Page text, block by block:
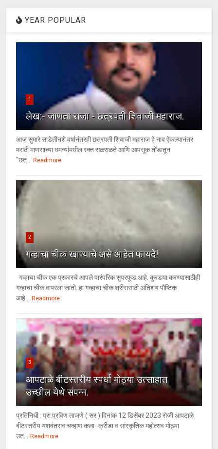
YEAR POPULAR
1
लेख:- जाणता राजा - छत्रपती शिवाजी महाराज.
आज सुमारे साडेतीनशे वर्षानंतरही छत्रपती शिवाजी महाराज हे नाव ऐकल्यानंतर
मराठी माणसाच्या धमन्यांमधील रक्त सळसळते आणि आपसूक तोंडातून
"छत्... Readmore
2
गव्हाचा चीक खाण्याचे असे आहेत फायदे!
गव्हाचा चीक एक प्रकारचे आपले पारंपरिक सुपरफूड आहे. कुरडया करण्यासाठीही
गव्हाचा चीक वापरला जातो. हा गव्हाचा चीक शरीरासाठी अतिशय पौष्टिक
आहे... Readmore
3
आपटाळे बीटस्तरीय स्पर्धा मोठ्या उत्साहात
उच्छील येथे संपन्न.
प्रतिनिधी : प्रा.प्रविण ताजणे ( सर ) दिनांक 12 डिसेंबर 2023 रोजी आपटाळे
बीटस्तरीय यशवंतराव चव्हाण कला- क्रीडा व सांस्कृतिक महोत्सव मोठ्या
उत... Readmore